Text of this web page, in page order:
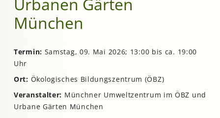
Urbanen Gärten
München
Termin: Samstag, 09. Mai 2026; 13:00 bis ca. 19:00
Uhr
Ort: Ökologisches Bildungszentrum (ÖBZ)
Veranstalter: Münchner Umweltzentrum im ÖBZ und
Urbane Gärten München